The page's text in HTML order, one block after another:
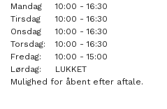
Mandag
10:00 - 16:30
Tirsdag
10:00 - 16:30
Onsdag
10:00 - 16:30
Torsdag:
10:00 - 16:30
Fredag:
10:00 - 15:00
Lørdag:
LUKKET
Mulighed for åbent efter aftale.